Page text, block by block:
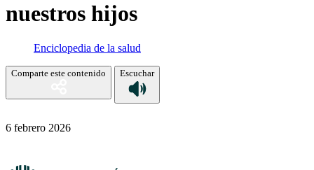
nuestros hijos
Enciclopedia de la salud
Comparte este contenido Escuchar
6 febrero 2026